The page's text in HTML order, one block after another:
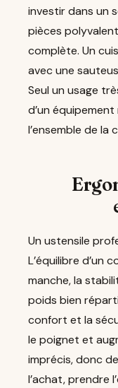
investir dans un
pièces
complète. Un
avec une
Seul un usage
d’un
l’ensemble de la
Un ustensile
L’équilibre d’un
manche, la
poids bien
confort et la
le poignet et
imprécis, donc
l’achat, prendre